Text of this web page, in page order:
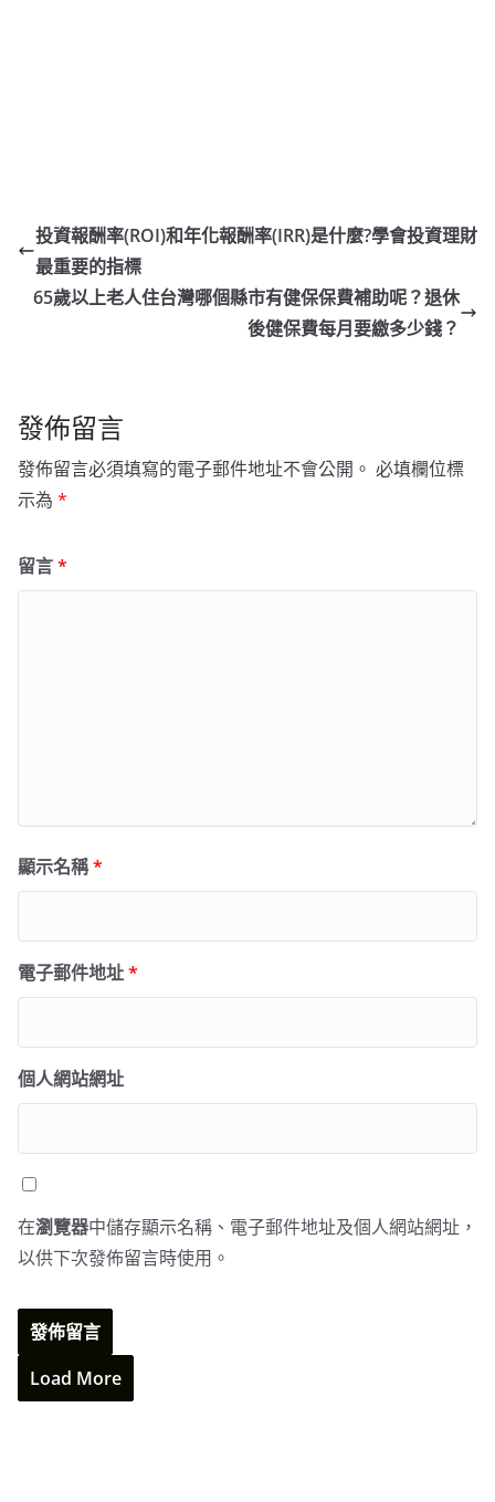
投資報酬率(ROI)和年化報酬率(IRR)是什麼?學會投資理財
最重要的指標
65歲以上老人住台灣哪個縣市有健保保費補助呢？退休
後健保費每月要繳多少錢？
發佈留言
發佈留言必須填寫的電子郵件地址不會公開。 必填欄位標
示為 *
留言*
顯示名稱*
電子郵件地址*
個人網站網址
在瀏覽器中儲存顯示名稱、電子郵件地址及個人網站網址，
以供下次發佈留言時使用。
Load More